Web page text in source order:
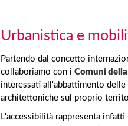
Urbanistica e
Partendo dal concetto
collaboriamo con i Comuni
interessati all'abbattimento delle
architettoniche sul proprio
L'accessibilità rappresenta